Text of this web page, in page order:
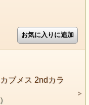
ブメス 2ndカラ